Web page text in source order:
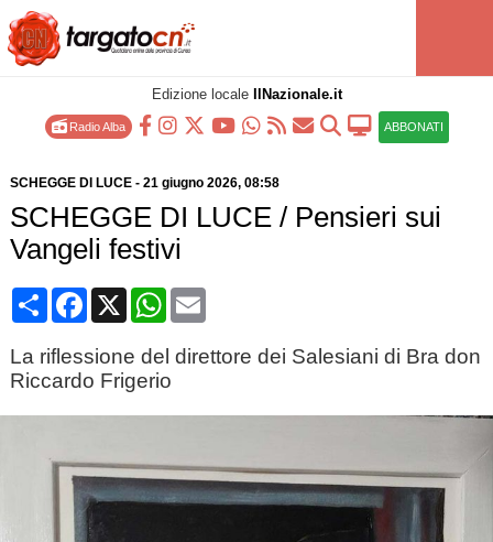
Edizione locale IlNazionale.it
Radio Alba ABBONATI
SCHEGGE DI LUCE- 21 giugno 2026, 08:58
SCHEGGE DI LUCE / Pensieri sui
Vangeli festivi
CondividiFacebook
X WhatsApp
Email
La riflessione del direttore dei Salesiani di Bra don
Riccardo Frigerio